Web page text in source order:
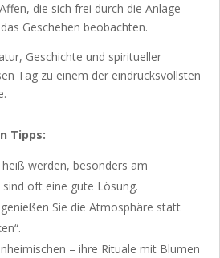
die sich frei durch die Anlage
Geschehen beobachten.
Geschichte und spiritueller
Tag zu einem der eindrucksvollsten
Tipps:
werden, besonders am
oft eine gute Lösung.
Sie die Atmosphäre statt
– ihre Rituale mit Blumen